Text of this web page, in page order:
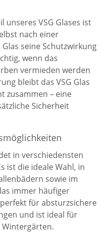
unseres VSG Glases ist
nach einer
seine Schutzwirkung
wenn das
vermieden werden
bleibt das VSG Glas
zusammen – eine
Sicherheit
in verschiedensten
ist die ideale Wahl, in
sowie im
immer häufiger
für absturzsichere
und ist ideal für